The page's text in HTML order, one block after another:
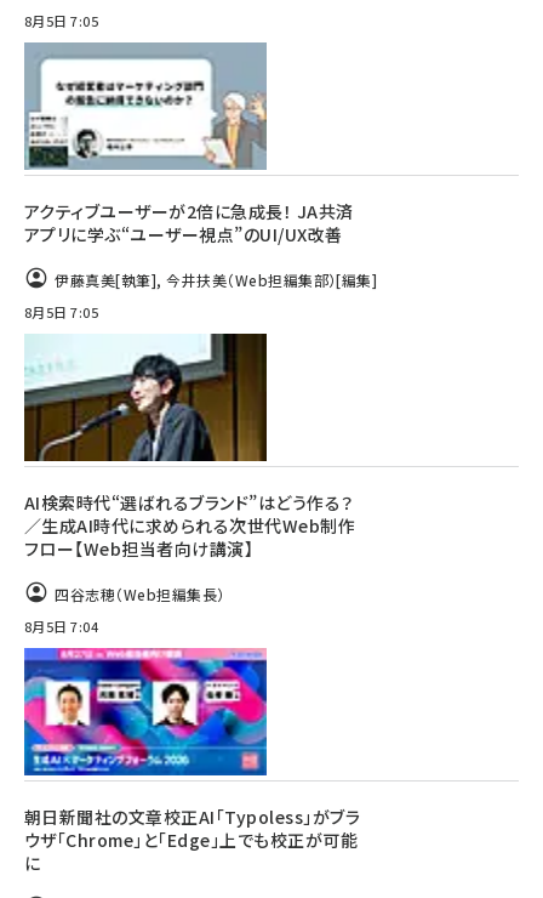
8月5日 7:05
アクティブユーザーが2倍に急成長！ JA共済
アプリに学ぶ“ユーザー視点”のUI/UX改善
伊藤真美[執筆],今井扶美（Web担編集部）[編集]
8月5日 7:05
AI検索時代“選ばれるブランド”はどう作る？
／生成AI時代に求められる次世代Web制作
フロー【Web担当者向け講演】
四谷志穂（Web担編集長）
8月5日 7:04
朝日新聞社の文章校正AI「Typoless」がブラ
ウザ「Chrome」と「Edge」上でも校正が可能
に